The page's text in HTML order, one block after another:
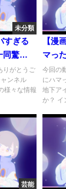
未分類
すぎる
同驚
」で活躍
や愛煙
...
りがとうご
ンネル
様々な情報
【漫
マっ
金‥指
デー
マっ
今回の
にハマ
地下ア
か？ イ
芸能